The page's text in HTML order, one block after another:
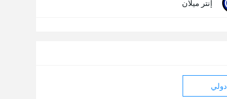
إنتر ميلان
دولي